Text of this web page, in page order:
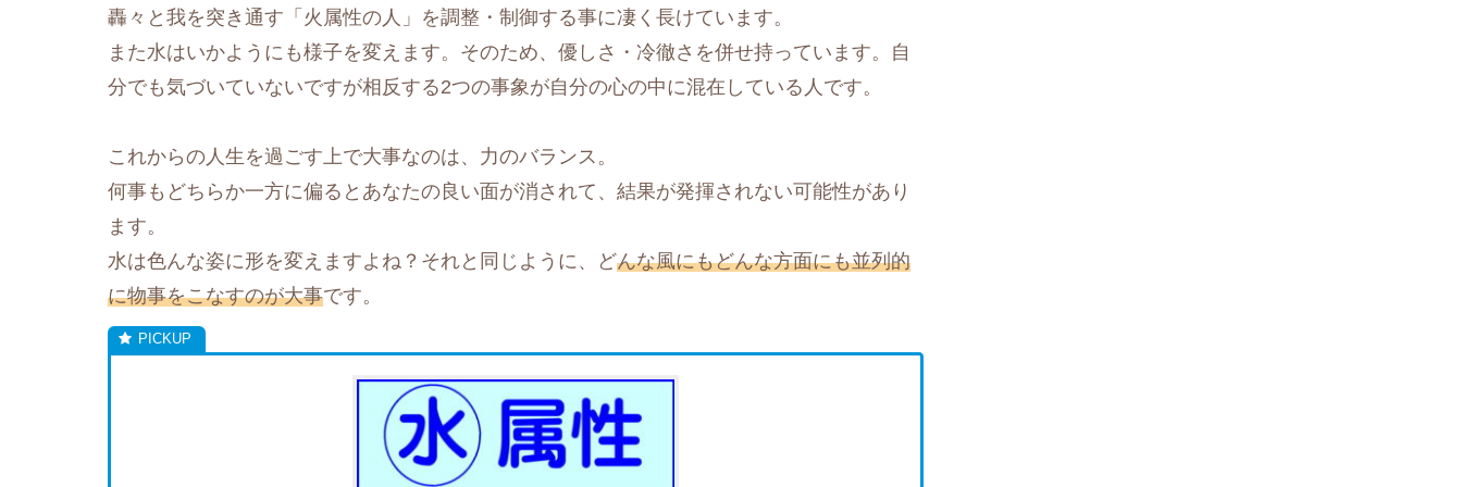
轟々と我を突き通す「火属性の人」を調整・制御する事に凄く長けています。
また水はいかようにも様子を変えます。そのため、優しさ・冷徹さを併せ持っています。自
分でも気づいていないですが相反する2つの事象が自分の心の中に混在している人です。
これからの人生を過ごす上で大事なのは、力のバランス。
何事もどちらか一方に偏るとあなたの良い面が消されて、結果が発揮されない可能性があり
ます。
水は色んな姿に形を変えますよね？それと同じように、どんな風にもどんな方面にも並列的
に物事をこなすのが大事です。